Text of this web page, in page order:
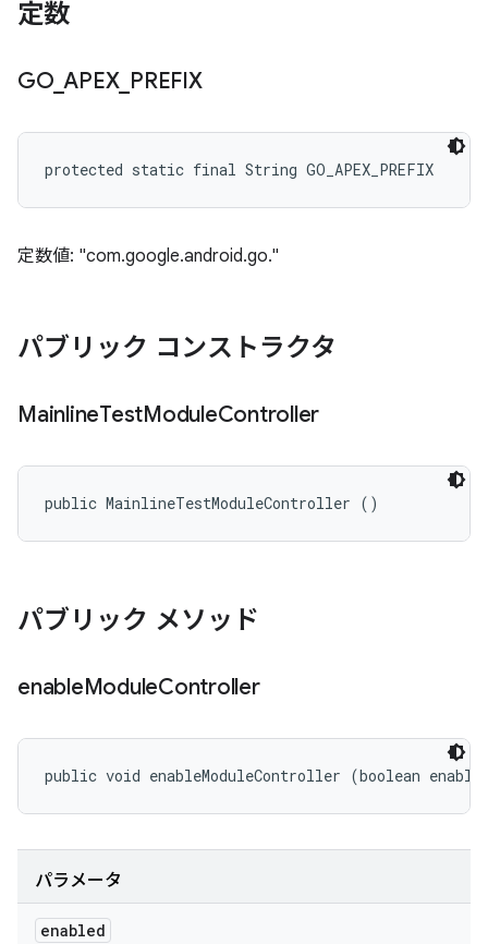
定数
GO_APEX_ PREFIX
protected static final String GO_APEX_PREFIX
定数値: "com.google.android.go."
パブリック コンストラクタ
MainlineTestModuleController
public MainlineTestModuleController ()
パブリック メソッド
enableModuleController
public void enableModuleController (boolean
パラメータ
enabled